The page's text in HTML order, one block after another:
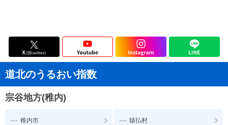
道北のうるおい指数
宗谷地方(稚内)
--- 稚内市 --- 猿払村